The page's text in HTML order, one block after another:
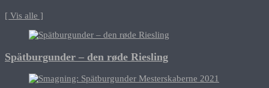
[ Vis alle ]
Spätburgunder – den røde Riesling